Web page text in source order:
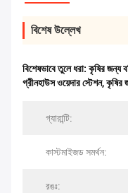
বিশেষ উল্লেখ
বিশেষভাবে তুলে ধরা: কৃষির জন্য
গ্রীনহাউস ওয়েদার স্টেশন,কৃষির
গ্যারান্টি:
কাস্টমাইজড সমর্থন:
রঙঃ: